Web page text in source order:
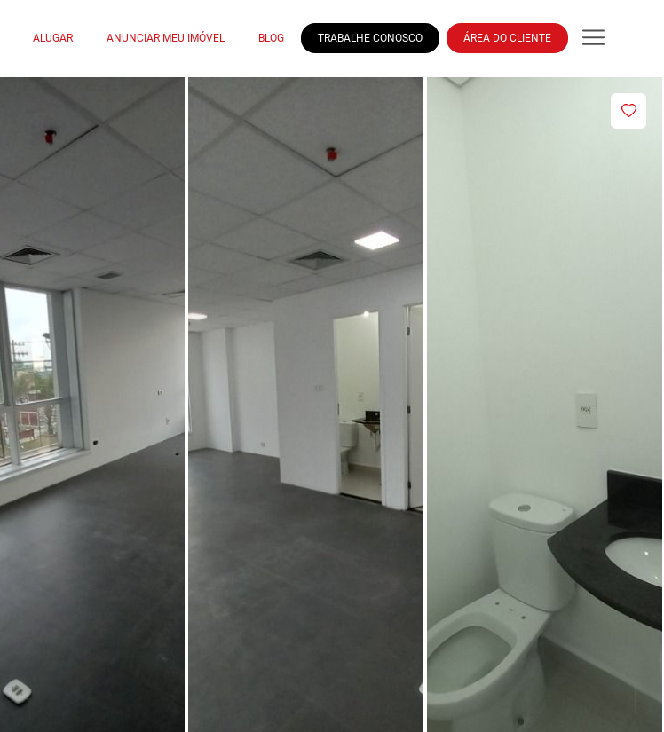
ALUGAR ANUNCIAR MEU IMÓVEL BLOG TRABALHE CONOSCO ÁREA DO CLIENTE